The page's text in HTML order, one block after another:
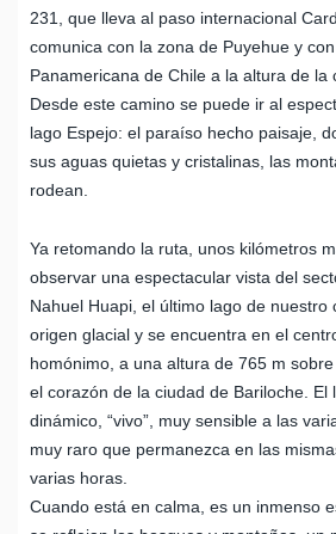
231, que lleva al paso internacional
comunica con la zona de Puyehue y
Panamericana de Chile a la altura de la
Desde este camino se puede ir al
lago Espejo: el paraíso hecho paisaje,
sus aguas quietas y cristalinas, las
rodean.
Ya retomando la ruta, unos kilómetros
observar una espectacular vista del
Nahuel Huapi, el último lago de
origen glacial y se encuentra en el
homónimo, a una altura de 765 m
el corazón de la ciudad de Bariloche. El
dinámico, “vivo”, muy sensible a las
muy raro que permanezca en las
varias horas.
Cuando está en calma, es un inmenso